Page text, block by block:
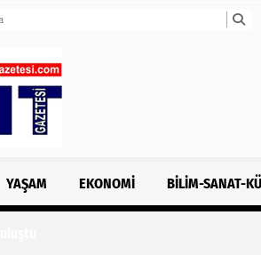
YAŞAM EKONOMI BILIM-SANAT-